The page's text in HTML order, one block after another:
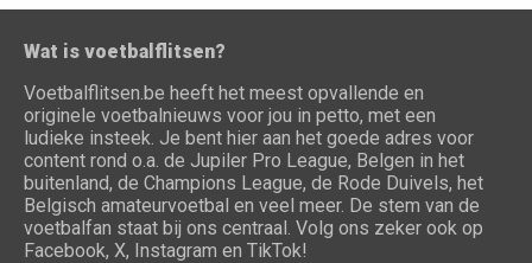
Wat is voetbalflitsen?
Voetbalflitsen.be heeft het meest opvallende en
originele voetbalnieuws voor jou in petto, met een
ludieke insteek. Je bent hier aan het goede adres voor
content rond o.a. de Jupiler Pro League, Belgen in het
buitenland, de Champions League, de Rode Duivels, het
Belgisch amateurvoetbal en veel meer. De stem van de
voetbalfan staat bij ons centraal. Volg ons zeker ook op
Facebook, X, Instagram en TikTok!